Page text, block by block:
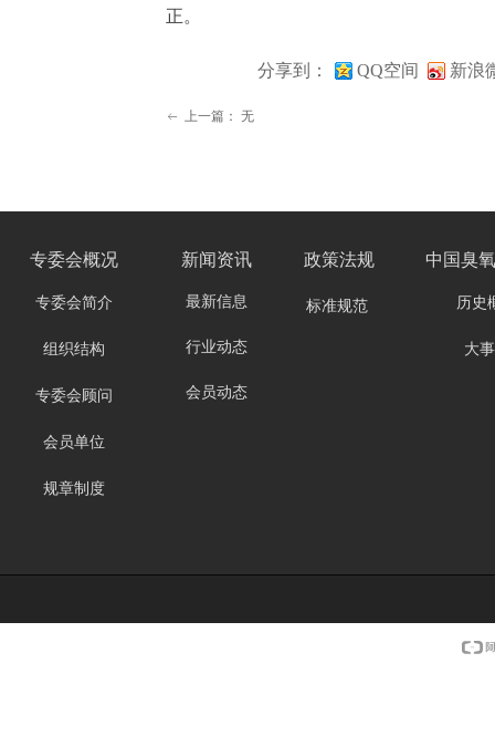
正。
ꂃ 上一篇： 无
分享到： QQ空间 新浪
专委会简介
组织结构
专委会顾问
会员单位
规章制度
中国臭
专委会概况 新闻资讯
标准规范
政策法规
最新信息
行业动态
会员动态
历史
大